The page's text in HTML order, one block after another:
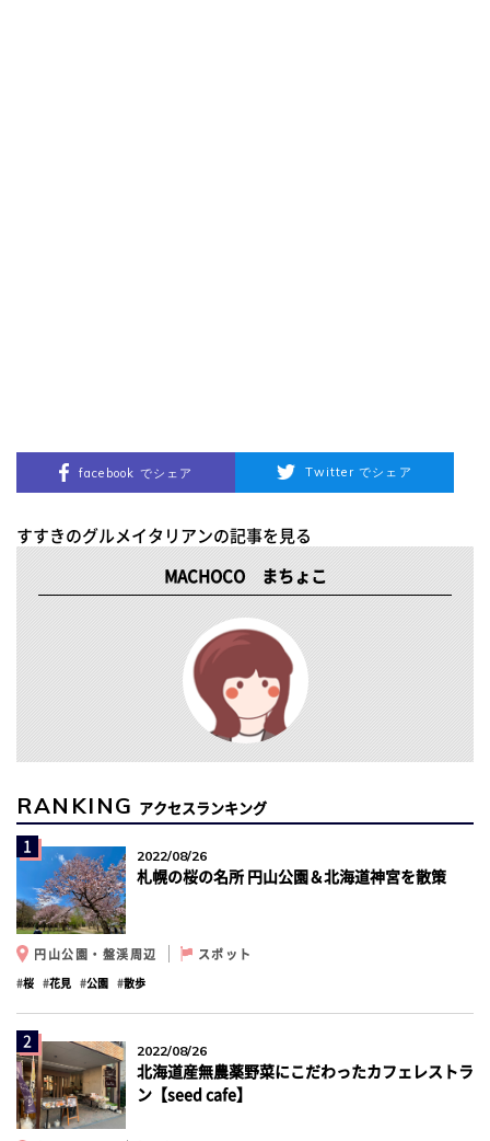
facebook でシェア Twitter でシェア
すすきのグルメイタリアンの記事を見る
MACHOCO まちょこ
RANKING アクセスランキング
1
2022/08/26
札幌の桜の名所 円山公園＆北海道神宮を散策
円山公園・盤渓周辺 スポット
桜 花見 公園 散歩
2
2022/08/26
北海道産無農薬野菜にこだわったカフェレストラ
ン【seed cafe】